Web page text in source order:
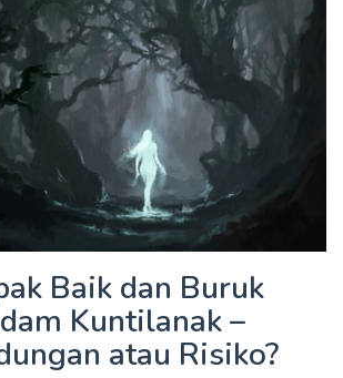
Baik dan Buruk
Kuntilanak –
atau Risiko?